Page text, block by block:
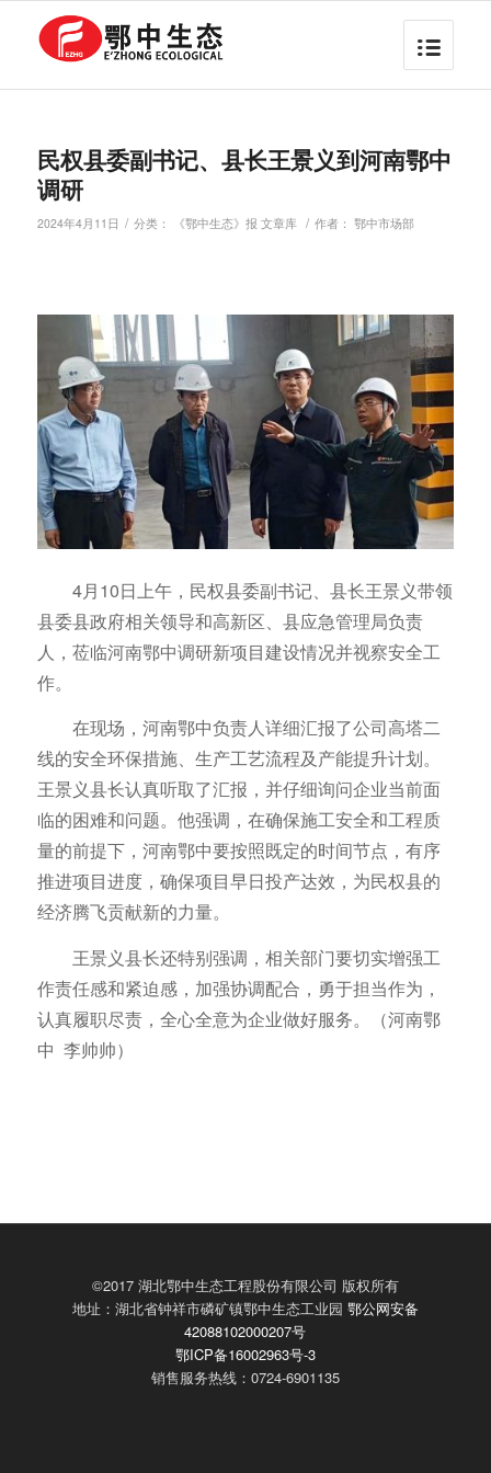
民权县委副书记、县长王景义到河南鄂中
调研
2024年4月11日 / 分类： 《鄂中生态》报 文章库 / 作者： 鄂中市场部
4月10日上午，民权县委副书记、县长王景义带领
县委县政府相关领导和高新区、县应急管理局负责
人，莅临河南鄂中调研新项目建设情况并视察安全工
作。
在现场，河南鄂中负责人详细汇报了公司高塔二
线的安全环保措施、生产工艺流程及产能提升计划。
王景义县长认真听取了汇报，并仔细询问企业当前面
临的困难和问题。他强调，在确保施工安全和工程质
量的前提下，河南鄂中要按照既定的时间节点，有序
推进项目进度，确保项目早日投产达效，为民权县的
经济腾飞贡献新的力量。
王景义县长还特别强调，相关部门要切实增强工
作责任感和紧迫感，加强协调配合，勇于担当作为，
认真履职尽责，全心全意为企业做好服务。（河南鄂
中 李帅帅）
©2017 湖北鄂中生态工程股份有限公司 版权所有
地址：湖北省钟祥市磷矿镇鄂中生态工业园 鄂公网安备
42088102000207号
鄂ICP备16002963号-3
销售服务热线：0724-6901135